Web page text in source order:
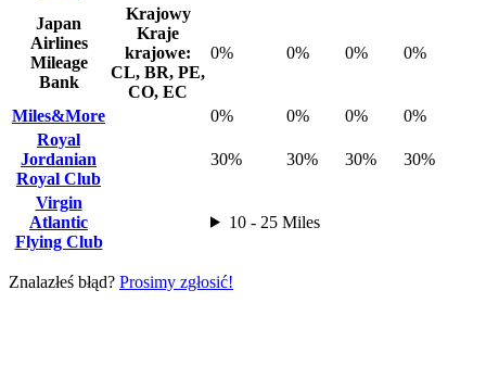
Japan
Airlines
Mileage
Bank
Krajowy
Kraje
krajowe:
CL, BR, PE,
CO, EC
0% 0% 0% 0%
Miles&More 0% 0% 0%
0%
Royal
Jordanian
Royal Club
30% 30% 30% 30%
Virgin
Atlantic
Flying Club
10 - 25 Miles
Znalazłeś błąd? Prosimy zgłosić!